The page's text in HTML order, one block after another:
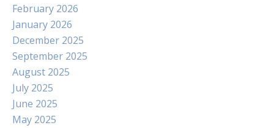
February 2026
January 2026
December 2025
September 2025
August 2025
July 2025
June 2025
May 2025